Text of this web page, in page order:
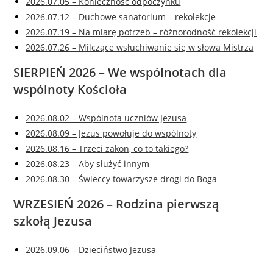
2026.07.12 – Duchowe sanatorium – rekolekcje
2026.07.19 – Na miarę potrzeb – różnorodność rekolekcji
2026.07.26 – Milczące wsłuchiwanie się w słowa Mistrza
SIERPIEŃ 2026 – We wspólnotach dla
wspólnoty Kościoła
2026.08.02 – Wspólnota uczniów Jezusa
2026.08.09 – Jezus powołuje do wspólnoty
2026.08.16 – Trzeci zakon, co to takiego?
2026.08.23 – Aby służyć innym
2026.08.30 – Świeccy towarzysze drogi do Boga
WRZESIEŃ 2026 – Rodzina pierwszą
szkołą Jezusa
2026.09.06 – Dzieciństwo Jezusa